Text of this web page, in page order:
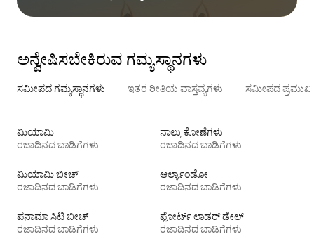
ಅನ್ವೇಷಿಸಬೇಕಿರುವ ಗಮ್ಯಸ್ಥಾನಗಳು
ಸಮೀಪದ ಗಮ್ಯಸ್ಥಾನಗಳು ಇತರ ರೀತಿಯ ವಾಸ್ತವ್ಯಗಳು ಸಮೀಪದ ಪ್ರಮುಖ
ಮಿಯಾಮಿ
ರಜಾದಿನದ ಬಾಡಿಗೆಗಳು
ನಾಲ್ಕು ಕೋಣೆಗಳು
ರಜಾದಿನದ ಬಾಡಿಗೆಗಳು
ಮಿಯಾಮಿ ಬೀಚ್
ರಜಾದಿನದ ಬಾಡಿಗೆಗಳು
ಆರ್ಲ್ಯಾಂಡೋ
ರಜಾದಿನದ ಬಾಡಿಗೆಗಳು
ಪನಾಮಾ ಸಿಟಿ ಬೀಚ್
ರಜಾದಿನದ ಬಾಡಿಗೆಗಳು
ಫೋರ್ಟ್ ಲಾಡರ್ ಡೇಲ್
ರಜಾದಿನದ ಬಾಡಿಗೆಗಳು